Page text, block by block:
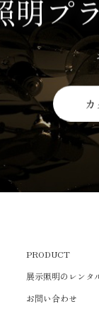
明プ
PRODUCT
展示照明のレンタ
お問い合わせ